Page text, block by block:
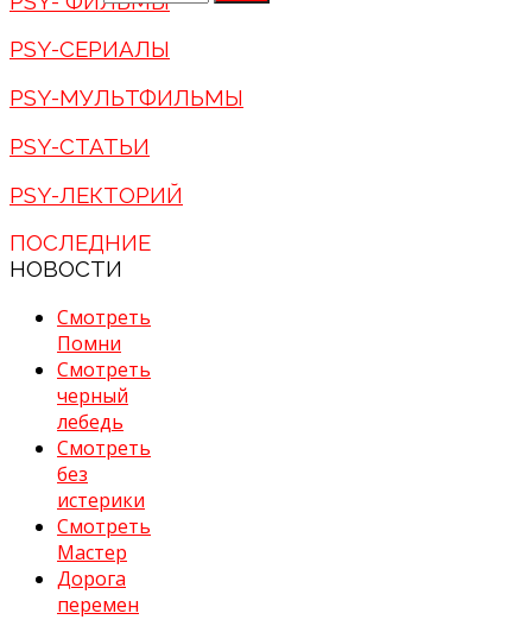
PSY-СЕРИАЛЫ
PSY-МУЛЬТФИЛЬМЫ
PSY-СТАТЬИ
PSY-ЛЕКТОРИЙ
ПОСЛЕДНИЕ
НОВОСТИ
Смотреть
Помни
Смотреть
черный
лебедь
Смотреть
без
истерики
Смотреть
Мастер
Дорога
перемен